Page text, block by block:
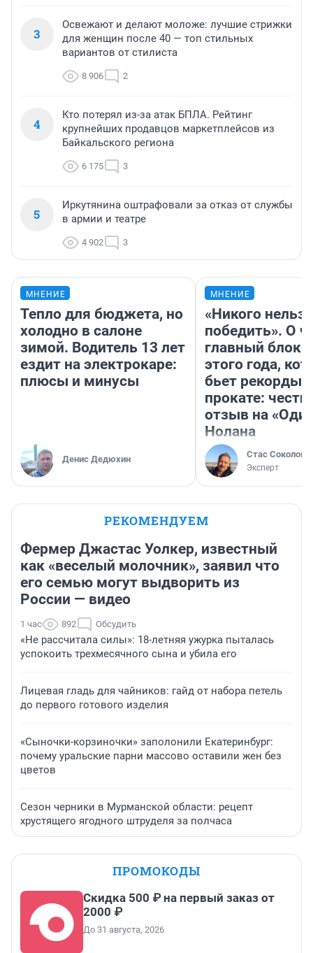
3
Освежают и делают моложе: лучшие стрижки
для женщин после 40 — топ стильных
вариантов от стилиста
8 906 2
4
Кто потерял из-за атак БПЛА. Рейтинг
крупнейших продавцов маркетплейсов из
Байкальского региона
6 175 3
5
Иркутянина оштрафовали за отказ от службы
в армии и театре
4 902 3
МНЕНИЕ
Тепло для бюджета, но
холодно в салоне
зимой. Водитель 13 лет
ездит на электрокаре:
плюсы и минусы
Денис Дедюхин
МНЕНИЕ
«Никого нельзя
победить». О
главный
этого года,
бьет рекорды в
прокате:
отзыв на
Нолана
Стас Соколов
Эксперт
РЕКОМЕНДУЕМ
Фермер Джастас Уолкер, известный
как «веселый молочник», заявил что
его семью могут выдворить из
России — видео
1 час 892 Обсудить
«Не рассчитала силы»: 18-летняя ужурка пыталась
успокоить трехмесячного сына и убила его
Лицевая гладь для чайников: гайд от набора петель
до первого готового изделия
«Сыночки-корзиночки» заполонили Екатеринбург:
почему уральские парни массово оставили жен без
цветов
Сезон черники в Мурманской области: рецепт
хрустящего ягодного штруделя за полчаса
ПРОМОКОДЫ
Скидка 500 ₽ на первый заказ от
2000 ₽
До 31 августа, 2026